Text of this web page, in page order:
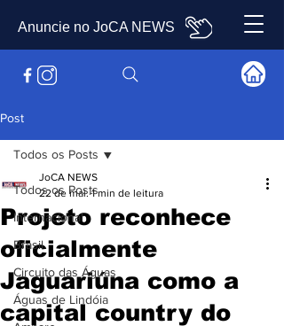
Anuncie no JoCA NEWS
Post
Todos os Posts
Internacional
Brasil
Circuito das Águas
Águas de Lindóia
Todos os Posts
Projeto reconhece
oficialmente
Jaguariúna como a
capital country do
JoCA NEWS
22 de mai. 1 min de leitura